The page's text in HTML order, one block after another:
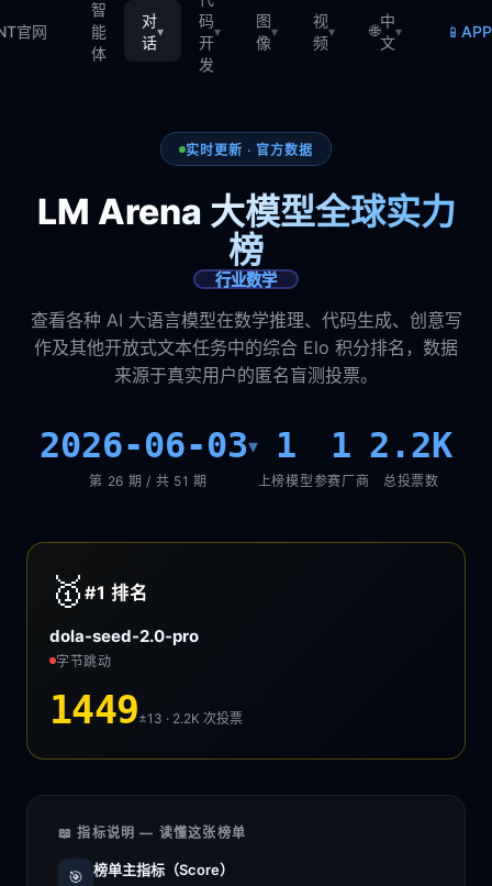
官网
智
能
体
对
话
▾
码
开
发
▾
图
像
▾
视
频
▾ 🌐
中
文
▾ 📱
实时更新 · 官方数据
LM Arena 大模型全球实力
榜
行业数学
查看各种 AI 大语言模型在数学推理、代码生成、创意写
作及其他开放式文本任务中的综合 Elo 积分排名，数据
来源于真实用户的匿名盲测投票。
2026-06-03▾
第 26 期 / 共 51 期
1
上榜模型
1
参赛厂商
2.2K
总投票数
🥇 #1排名
dola-seed-2.0-pro
字节跳动
1449±13 · 2.2K次投票
📖 指标说明 — 读懂这张榜单
🎯 榜单主指标（Score）